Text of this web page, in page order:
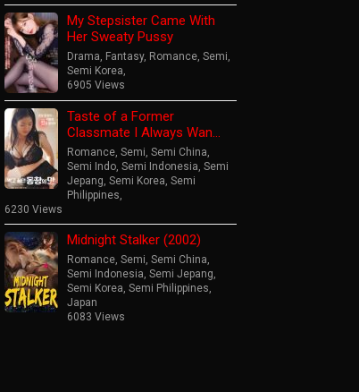
My Stepsister Came With
Her Sweaty Pussy
Drama Fantasy, Romance Semi
Semi Korea
6905 Views
Taste of a Former
Classmate I Always Wan…
Romance Semi Semi China
Semi Indo Semi Indonesia Semi
Jepang Semi Korea Semi
Philippines
6230 Views
Midnight Stalker (2002)
Romance Semi Semi China
Semi Indonesia Semi Jepang
Semi Korea Semi Philippines
Japan
6083 Views